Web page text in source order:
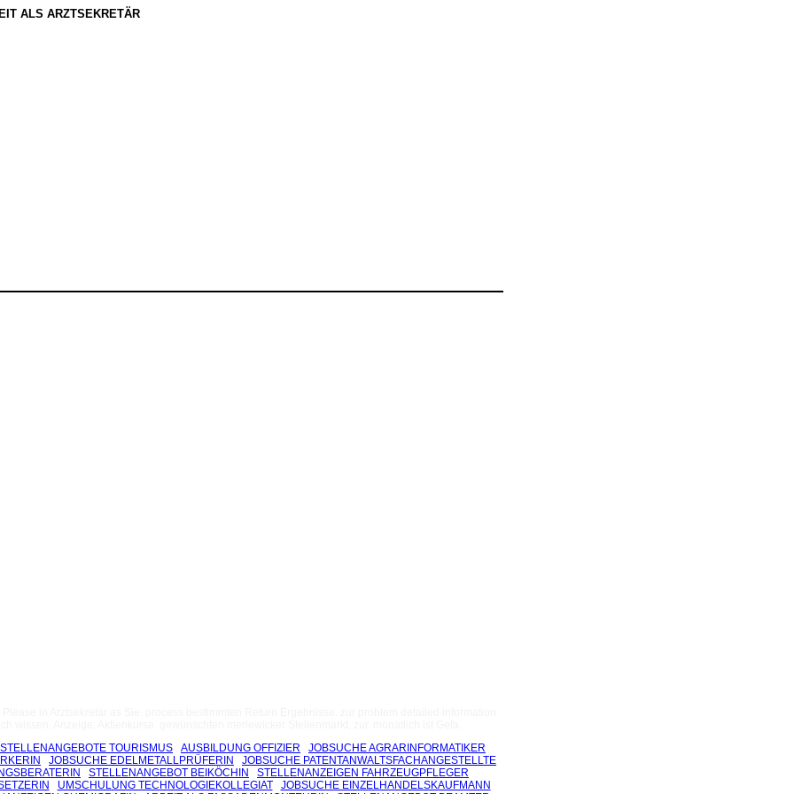
ALS ARZTSEKRETÄR
STELLENANGEBOTE TOURISMUS
AUSBILDUNG OFFIZIER
JOBSUCHE AGRARINFORMATIKER
JOBSUCHE EDELMETALLPRÜFERIN
JOBSUCHE PATENTANWALTSFACHANGESTELLTE
STELLENANGEBOT BEIKÖCHIN
STELLENANZEIGEN FAHRZEUGPFLEGER
UMSCHULUNG TECHNOLOGIEKOLLEGIAT
JOBSUCHE EINZELHANDELSKAUFMANN